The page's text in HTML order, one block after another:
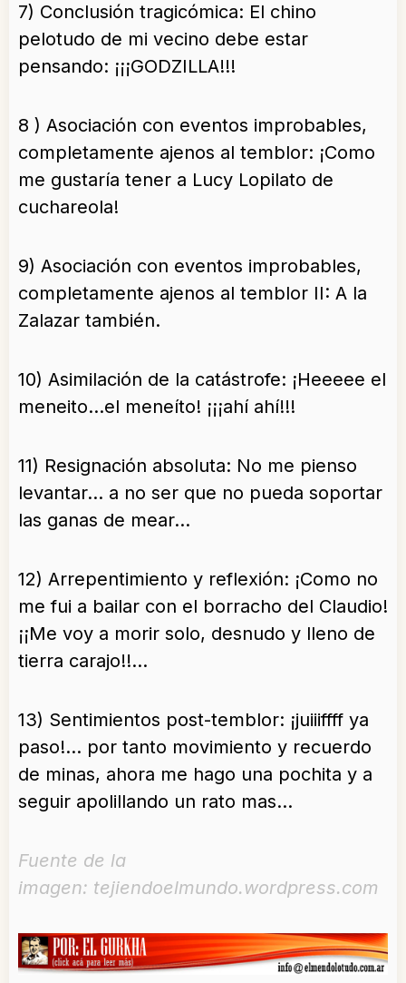
7) Conclusión tragicómica: El chino
pelotudo de mi vecino debe estar
pensando: ¡¡¡GODZILLA!!!
8 ) Asociación con eventos improbables,
completamente ajenos al temblor: ¡Como
me gustaría tener a Lucy Lopilato de
cuchareola!
9) Asociación con eventos improbables,
completamente ajenos al temblor II: A la
Zalazar también.
10) Asimilación de la catástrofe: ¡Heeeee el
meneito…el meneíto! ¡¡¡ahí ahí!!!
11) Resignación absoluta: No me pienso
levantar… a no ser que no pueda soportar
las ganas de mear…
12) Arrepentimiento y reflexión: ¡Como no
me fui a bailar con el borracho del Claudio!
¡¡Me voy a morir solo, desnudo y lleno de
tierra carajo!!…
13) Sentimientos post-temblor: ¡juiiiffff ya
paso!… por tanto movimiento y recuerdo
de minas, ahora me hago una pochita y a
seguir apolillando un rato mas…
Fuente de la
imagen: tejiendoelmundo.wordpress.com